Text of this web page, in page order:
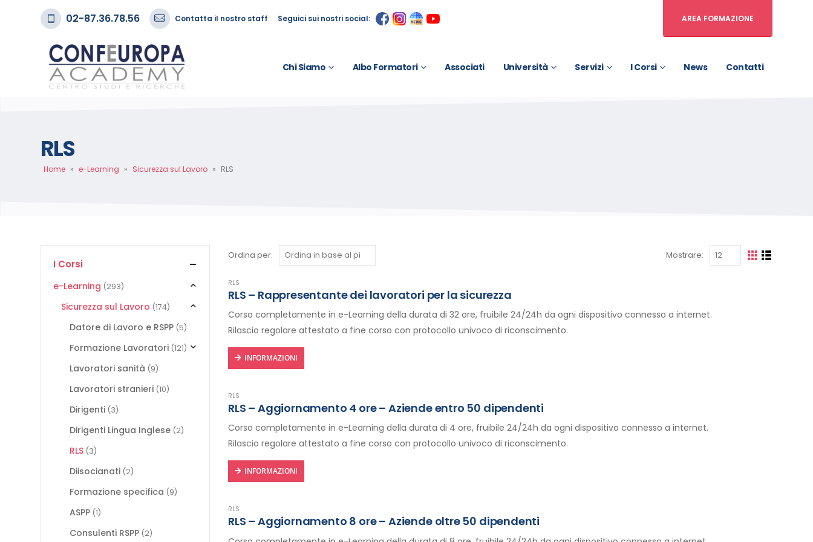
02-87.36.78.56 Contatta il nostro staff Seguici sui nostri social: AREA FORMAZIONE
Chi Siamo Albo Formatori Associati Università Servizi I Corsi News Contatti
RLS
Home » e-Learning » Sicurezza sul Lavoro » RLS
Ordina per: Mostrare:
RLS
RLS – Rappresentante dei lavoratori per la sicurezza
Corso completamente in e-Learning della durata di 32 ore, fruibile 24/24h da ogni dispositivo connesso a internet.
Rilascio regolare attestato a fine corso con protocollo univoco di riconscimento.
INFORMAZIONI
RLS
RLS – Aggiornamento 4 ore – Aziende entro 50 dipendenti
Corso completamente in e-Learning della durata di 4 ore, fruibile 24/24h da ogni dispositivo connesso a internet.
Rilascio regolare attestato a fine corso con protocollo univoco di riconscimento.
INFORMAZIONI
RLS
RLS – Aggiornamento 8 ore – Aziende oltre 50 dipendenti
I Corsi
e-Learning (293)
Sicurezza sul Lavoro (174)
Datore di Lavoro e RSPP (5)
Formazione Lavoratori (121)
Lavoratori sanità (9)
Lavoratori stranieri (10)
Dirigenti (3)
Dirigenti Lingua Inglese (2)
RLS (3)
Diisocianati (2)
Formazione specifica (9)
ASPP (1)
Consulenti RSPP (2)